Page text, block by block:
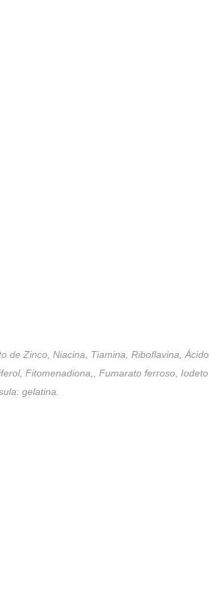
de Zinco, Niacina, Tiamina, Riboflavina,
Fitomenadiona,, Fumarato ferroso,
gelatina.